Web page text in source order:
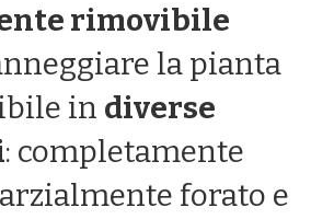
rimovibile
la pianta
in diverse
: completamente
forato e